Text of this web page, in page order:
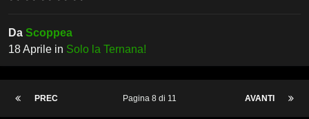
Da Scoppea
18 Aprile in Solo la Ternana!
PREC AVANTI
Pagina 8 di 11